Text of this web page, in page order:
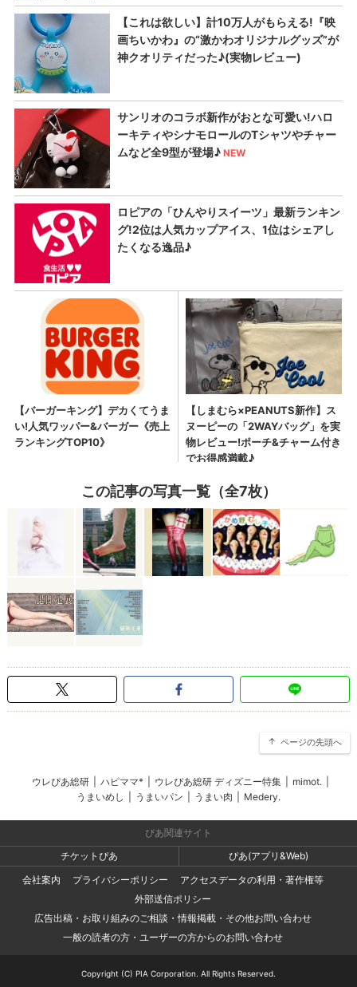
この記事の写真一覧（全7枚）
ページの先頭へ
ウレぴあ総研 ハピママ* ウレぴあ総研 ディズニー特集 mimot.
うまいめし
うまいパン うまい肉 Medery.
ぴあ関連サイト
チケットぴあ
ぴあ(アプリ&Web)
会社案内
プライバシーポリシー
アクセスデータの利用・著作権等
外部送信ポリシー
広告出稿・お取り組みのご相談・情報掲載・その他お問い合わせ
一般の読者の方・ユーザーの方からのお問い合わせ
Copyright (C) PIA Corporation. All Rights Reserved.